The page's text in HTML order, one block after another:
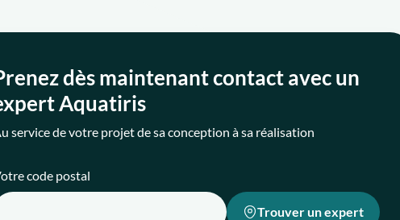
dès maintenant contact avec un
Aquatiris
service de votre projet de sa conception à sa réalisation
code postal
Trouver un expert